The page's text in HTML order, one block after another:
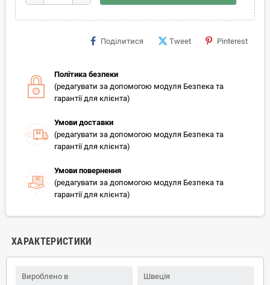
Поділитися Tweet Pinterest
Політика безпеки
(редагувати за допомогою модуля Безпека та
гарантії для клієнта)
Умови доставки
(редагувати за допомогою модуля Безпека та
гарантії для клієнта)
Умови повернення
(редагувати за допомогою модуля Безпека та
гарантії для клієнта)
ХАРАКТЕРИСТИКИ
Вироблено в Швеція